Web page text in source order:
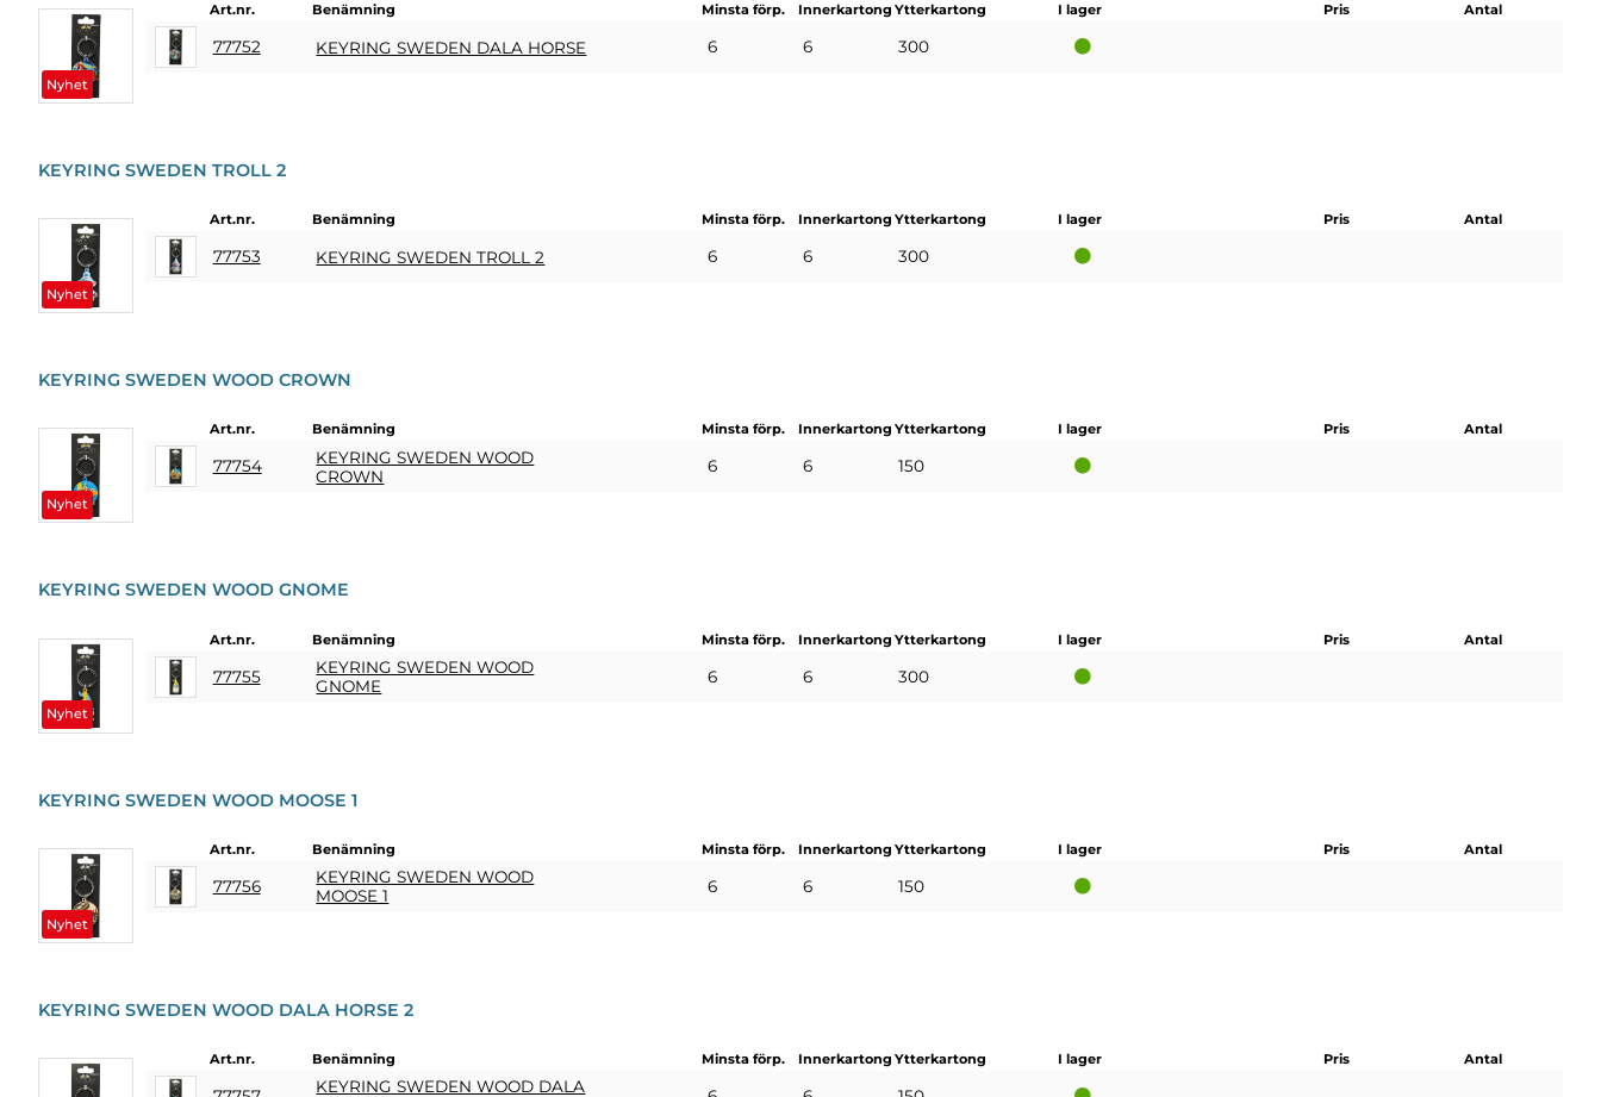
Nyhet
Art.nr. Benämning Minsta förp. Innerkartong Ytterkartong I lager Pris Antal
77752 KEYRING SWEDEN DALA HORSE 6 6 300
Nyhet
KEYRING SWEDEN TROLL 2
Art.nr. Benämning Minsta förp. Innerkartong Ytterkartong I lager Pris Antal
77753 KEYRING SWEDEN TROLL 2 6 6 300
Nyhet
KEYRING SWEDEN WOOD CROWN
Art.nr. Benämning Minsta förp. Innerkartong Ytterkartong I lager Pris Antal
77754
KEYRING SWEDEN WOOD
CROWN
6 6 150
Nyhet
KEYRING SWEDEN WOOD GNOME
Art.nr. Benämning Minsta förp. Innerkartong Ytterkartong I lager Pris Antal
77755
KEYRING SWEDEN WOOD
GNOME
6 6 300
Nyhet
KEYRING SWEDEN WOOD MOOSE 1
Art.nr. Benämning Minsta förp. Innerkartong Ytterkartong I lager Pris Antal
77756
KEYRING SWEDEN WOOD
MOOSE 1
6 6 150
KEYRING SWEDEN WOOD DALA HORSE 2
Art.nr. Benämning Minsta förp. Innerkartong Ytterkartong I lager Pris Antal
KEYRING SWEDEN WOOD DALA